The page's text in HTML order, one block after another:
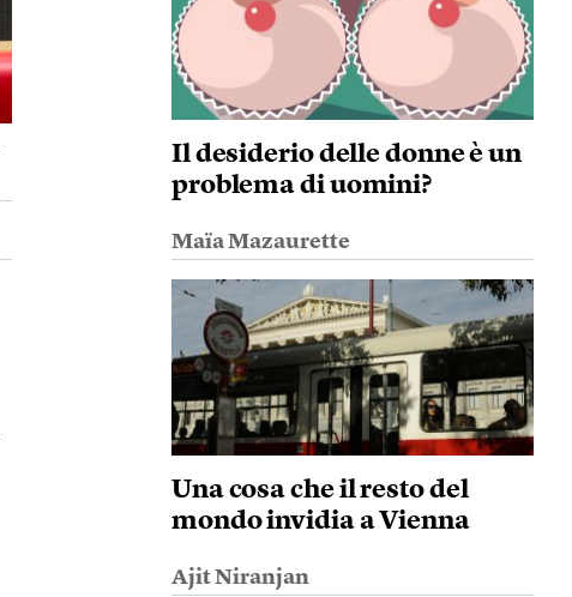
Il desiderio delle donne è un
problema di uomini?
Maïa Mazaurette
Una cosa che il resto del
mondo invidia a Vienna
Ajit Niranjan